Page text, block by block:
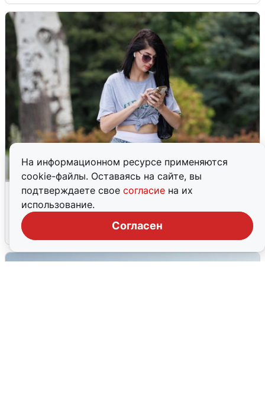
На информационном ресурсе применяются
cookie-файлы. Оставаясь на сайте, вы
подтверждаете свое согласие на их
использование.
Согласен
Волгоградцы остались без
мобильного интернета
6 августа